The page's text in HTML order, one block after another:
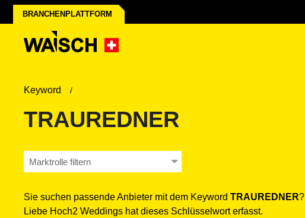
BRANCHENPLATTFORM
Keyword
TRAUREDNER
Marktrolle filtern
Sie suchen passende Anbieter mit dem Keyword TRAUREDNER?
Liebe Hoch2 Weddings hat dieses Schlüsselwort erfasst.